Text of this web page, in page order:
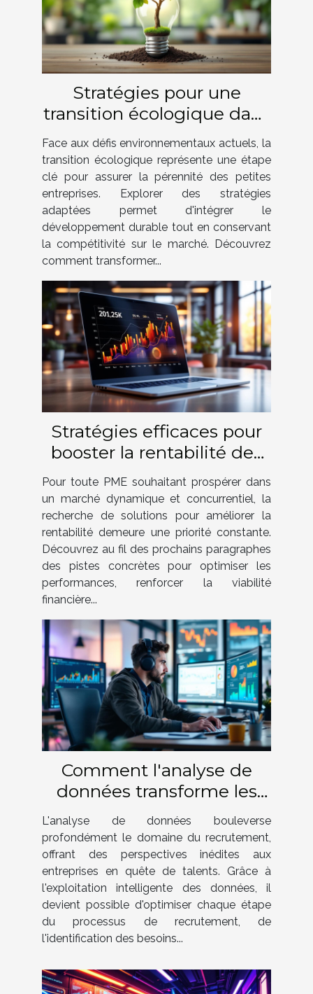
Stratégies pour une
transition écologique dans
les petites entreprises
Face aux défis environnementaux actuels, la
transition écologique représente une étape
clé pour assurer la pérennité des petites
entreprises. Explorer des stratégies
adaptées permet d'intégrer le
développement durable tout en conservant
la compétitivité sur le marché. Découvrez
comment transformer...
Stratégies efficaces pour
booster la rentabilité des
PME
Pour toute PME souhaitant prospérer dans
un marché dynamique et concurrentiel, la
recherche de solutions pour améliorer la
rentabilité demeure une priorité constante.
Découvrez au fil des prochains paragraphes
des pistes concrètes pour optimiser les
performances, renforcer la viabilité
financière...
Comment l'analyse de
données transforme les
stratégies de recrutement
?
L'analyse de données bouleverse
profondément le domaine du recrutement,
offrant des perspectives inédites aux
entreprises en quête de talents. Grâce à
l'exploitation intelligente des données, il
devient possible d'optimiser chaque étape
du processus de recrutement, de
l'identification des besoins...